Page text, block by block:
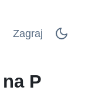
Zagraj
P